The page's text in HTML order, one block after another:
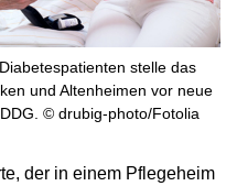
stelle das
und Altenheimen vor neue
© drubig-photo/Fotolia
der in einem Pflegeheim